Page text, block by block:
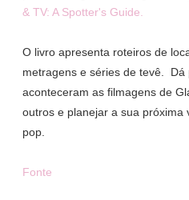
& TV: A Spotter's Guide.
O livro apresenta roteiros de
metragens e séries de tevê.
aconteceram as filmagens de
outros e planejar a sua próxima
pop.
Fonte